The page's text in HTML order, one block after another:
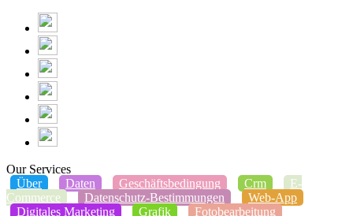
Our Services
Über
Daten Geschäftsbedingung Crm
E-
Commerce
Datenschutz-Bestimmungen
Web-App
Digitales Marketing
Grafik Fotobearbeitung